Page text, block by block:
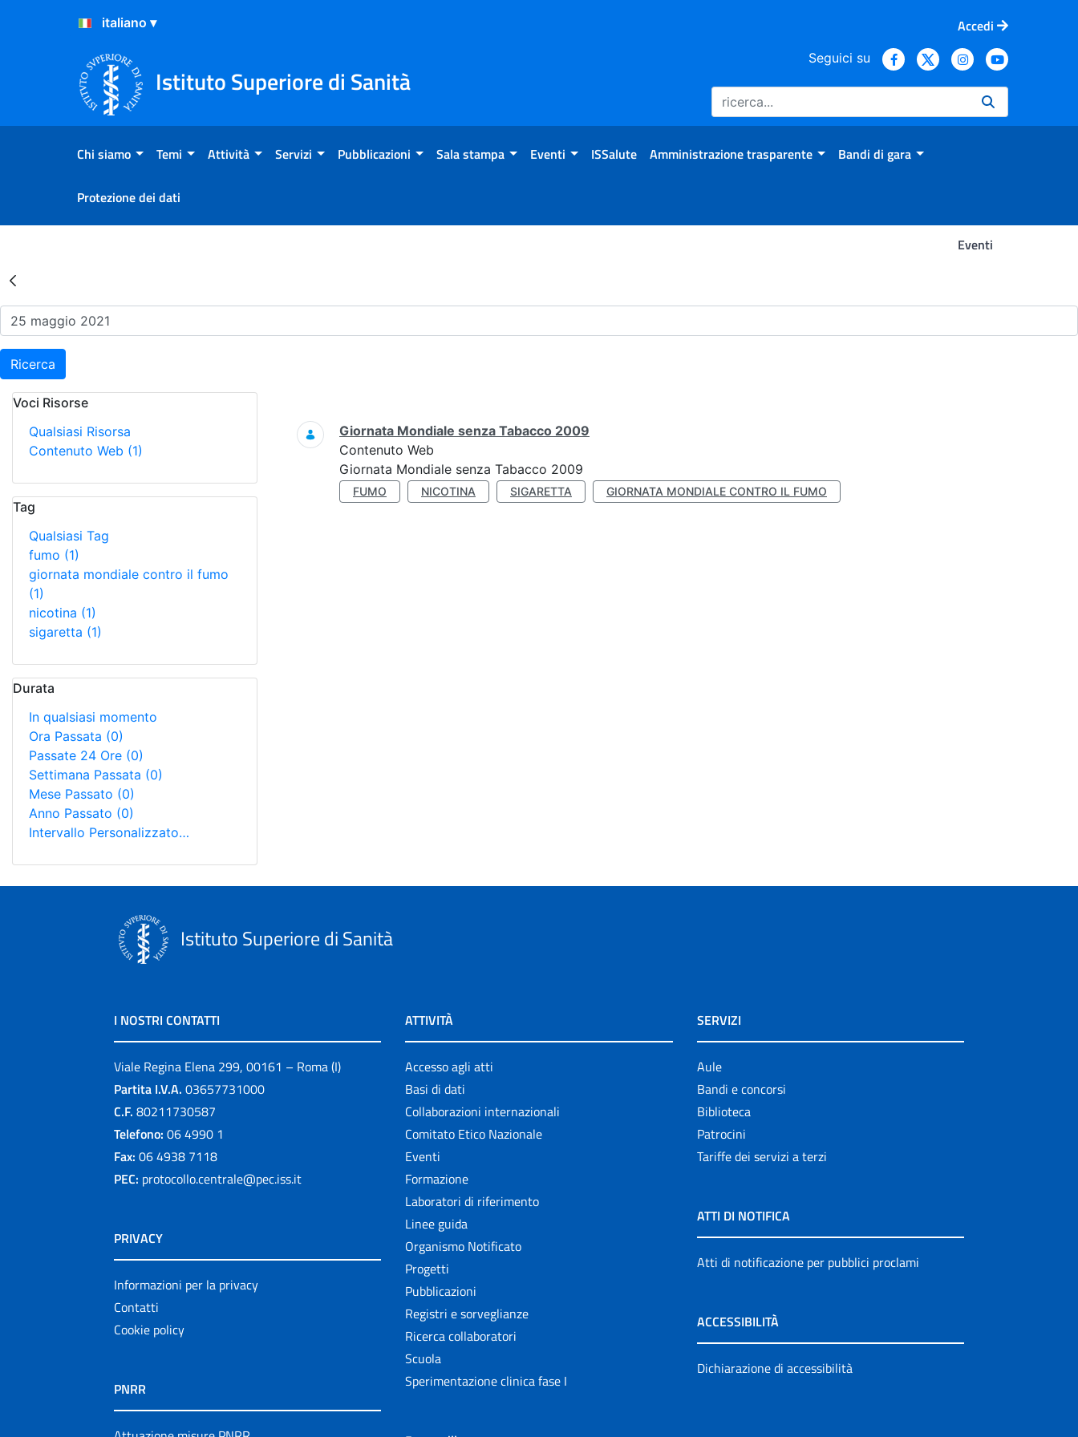
Salta al Contenuto
Salta al Footer
Accedi
Istituto Superiore di Sanità
Seguici su
Chi siamo Temi Attività Servizi Pubblicazioni Sala stampa Eventi ISSalute Amministrazione trasparente Bandi di gara
Protezione dei dati
Eventi
Risultati della Ricerca - Eventi
Ricerca
Voci Risorse
Qualsiasi Risorsa
Contenuto Web (1)
Tag
Qualsiasi Tag
fumo (1)
giornata mondiale contro il fumo
(1)
nicotina (1)
sigaretta (1)
Durata
In qualsiasi momento
Ora Passata (0)
Passate 24 Ore (0)
Settimana Passata (0)
Mese Passato (0)
Anno Passato (0)
Intervallo Personalizzato…
Ricerca
Giornata Mondiale senza Tabacco 2009
Contenuto Web
Giornata Mondiale senza Tabacco 2009
FUMO NICOTINA SIGARETTA GIORNATA MONDIALE CONTRO IL FUMO
Istituto Superiore di Sanità
I NOSTRI CONTATTI
Viale Regina Elena 299, 00161 – Roma (I)
Partita I.V.A. 03657731000
C.F. 80211730587
Telefono: 06 4990 1
Fax: 06 4938 7118
PEC: protocollo.centrale@pec.iss.it
PRIVACY
Informazioni per la privacy
Contatti
Cookie policy
PNRR
ATTIVITÀ
Accesso agli atti
Basi di dati
Collaborazioni internazionali
Comitato Etico Nazionale
Eventi
Formazione
Laboratori di riferimento
Linee guida
Organismo Notificato
Progetti
Pubblicazioni
Registri e sorveglianze
Ricerca collaboratori
Scuola
Sperimentazione clinica fase I
SERVIZI
Aule
Bandi e concorsi
Biblioteca
Patrocini
Tariffe dei servizi a terzi
ATTI DI NOTIFICA
Atti di notificazione per pubblici proclami
ACCESSIBILITÀ
Dichiarazione di accessibilità